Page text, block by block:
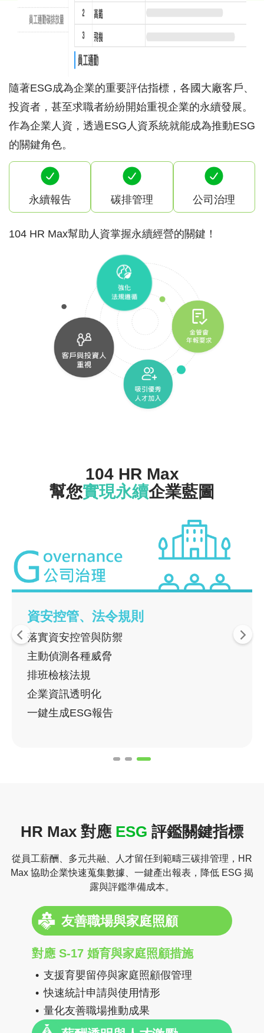
企業ESG
推動關鍵：人資
隨著ESG成為企業的重要評估指標，各國大廠客戶、
投資者，甚至求職者紛紛開始重視企業的永續發展。
作為企業人資，透過ESG人資系統就能成為推動ESG
的關鍵角色。
永續報告 碳排管理 公司治理
104 HR Max幫助人資掌握永續經營的關鍵！
104 HR Max
幫您實現永續企業藍圖
資安控管、法令規則
落實資安控管與防禦​
主動偵測各種威脅​
排班檢核法規​
企業資訊透明化
一鍵生成ESG報告
HR Max 對應 ESG 評鑑關鍵指標
從員工薪酬、多元共融、人才留任到範疇三碳排管理，HR
Max 協助企業快速蒐集數據、一鍵產出報表，降低 ESG 揭
露與評鑑準備成本。
友善職場與家庭照顧
對應 S-17 婚育與家庭照顧措施
支援育嬰留停與家庭照顧假管理
快速統計申請與使用情形
量化友善職場推動成果